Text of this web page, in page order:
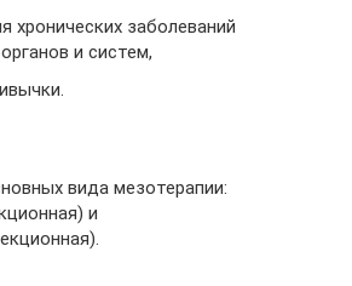
хронических заболеваний
и систем,
вида мезотерапии:
и